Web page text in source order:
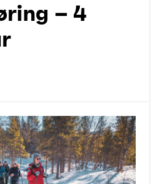
– 4